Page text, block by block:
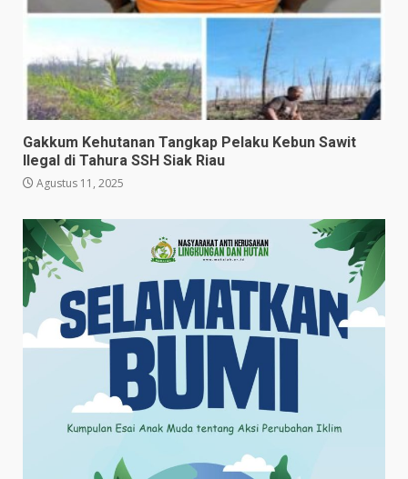
Gakkum Kehutanan Tangkap Pelaku Kebun Sawit
Ilegal di Tahura SSH Siak Riau
Agustus 11, 2025